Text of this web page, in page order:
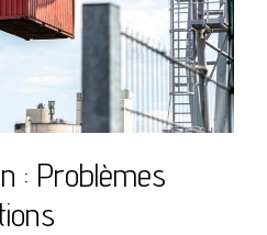
: Problèmes